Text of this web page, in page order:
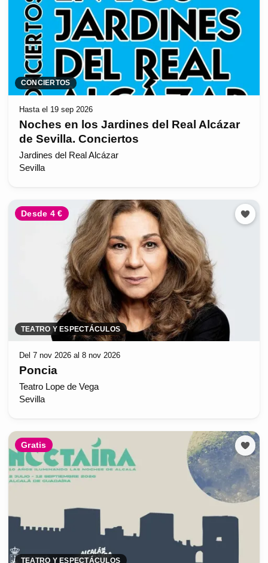
CONCIERTOS
Hasta el 19 sep 2026
Noches en los Jardines del Real Alcázar
de Sevilla. Conciertos
Jardines del Real Alcázar
Sevilla
Desde 4 €
TEATRO Y ESPECTÁCULOS
Del 7 nov 2026 al 8 nov 2026
Poncia
Teatro Lope de Vega
Sevilla
Gratis
TEATRO Y ESPECTÁCULOS